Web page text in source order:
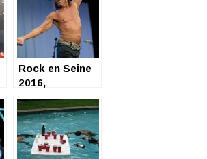
Rock en Seine
2016,
dimanche-
émotions